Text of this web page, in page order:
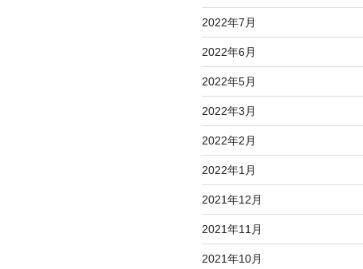
2022年7月
2022年6月
2022年5月
2022年3月
2022年2月
2022年1月
2021年12月
2021年11月
2021年10月